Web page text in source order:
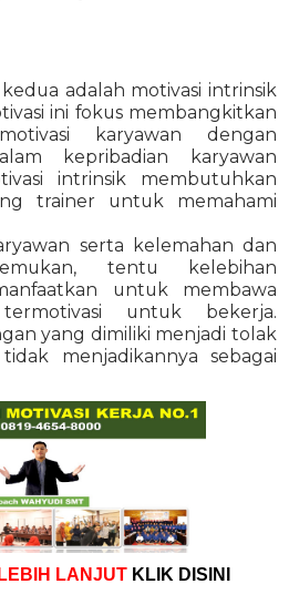
adalah motivasi intrinsik
ini fokus membangkitkan
karyawan dengan
kepribadian karyawan
intrinsik membutuhkan
trainer untuk memahami
serta kelemahan dan
tentu kelebihan
untuk membawa
untuk bekerja.
yang dimiliki menjadi tolak
menjadikannya sebagai
LANJUT KLIK DISINI